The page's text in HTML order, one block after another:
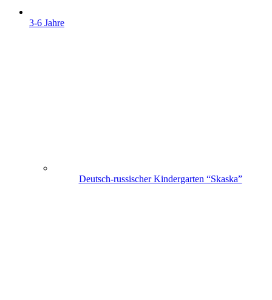
3-6 Jahre
Deutsch-russischer Kindergarten “Skaska”